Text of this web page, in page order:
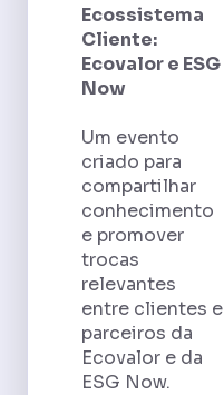
Ecossistema
Cliente:
Ecovalor e ESG
Now
Um evento
criado para
compartilhar
conhecimento
e promover
trocas
relevantes
entre clientes e
parceiros da
Ecovalor e da
ESG Now.